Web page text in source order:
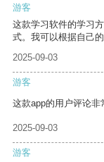
游客
这款学习软件的学习
式。我可以根据自己
2025-09-03
游客
这款app的用户评论非
2025-09-03
游客